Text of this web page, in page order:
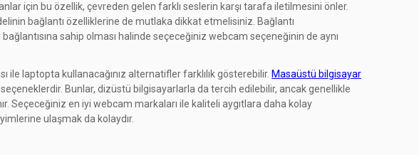
için bu özellik, çevreden gelen farklı seslerin karşı tarafa iletilmesini önler.
bağlantı özelliklerine de mutlaka dikkat etmelisiniz. Bağlantı
sahip olması halinde seçeceğiniz webcam seçeneğinin de aynı
laptopta kullanacağınız alternatifler farklılık gösterebilir. Masaüstü bilgisayar
Bunlar, dizüstü bilgisayarlarla da tercih edilebilir, ancak genellikle
Seçeceğiniz en iyi webcam markaları ile kaliteli aygıtlara daha kolay
ulaşmak da kolaydır.